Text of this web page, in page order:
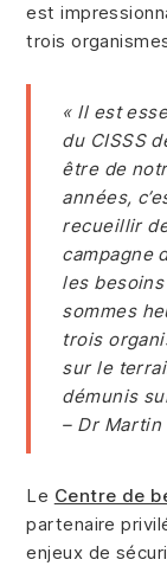
est
trois
« Il est
du CISSS
être de
années,
recueillir
campagne
les
sommes
trois
sur le
démunis
– Dr Martin
Le Centre de
partenaire
enjeux de